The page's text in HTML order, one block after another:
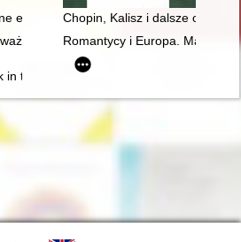
edycje dzieł Fryderyka Chopina jako
Chopin, Kalisz i dalsze okolice
Poczucie humoru Fryderyka
Romantycy i Europa.
the context of culture. Vol 1-2